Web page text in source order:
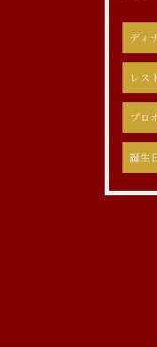
ディ
レス
プロ
誕生